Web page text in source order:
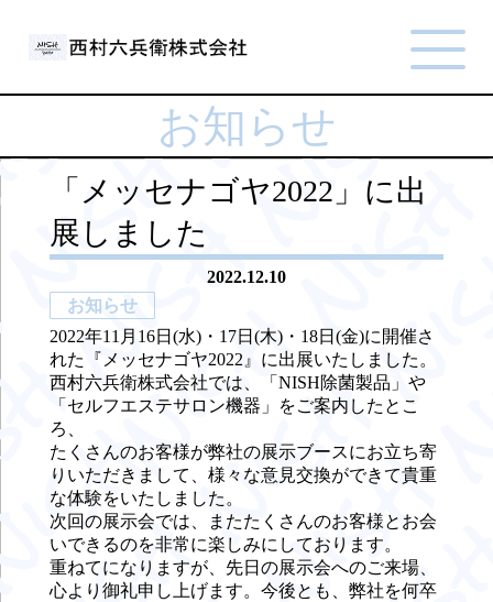
お知らせ
「メッセナゴヤ2022」に出
展しました
2022.12.10
お知らせ
2022年11月16日(水)・17日(木)・18日(金)に開催さ
れた『メッセナゴヤ2022』に出展いたしました。
西村六兵衛株式会社では、「NISH除菌製品」や
「セルフエステサロン機器」をご案内したとこ
ろ、
たくさんのお客様が弊社の展示ブースにお立ち寄
りいただきまして、様々な意見交換ができて貴重
な体験をいたしました。
次回の展示会では、またたくさんのお客様とお会
いできるのを非常に楽しみにしております。
重ねてになりますが、先日の展示会へのご来場、
心より御礼申し上げます。今後とも、弊社を何卒